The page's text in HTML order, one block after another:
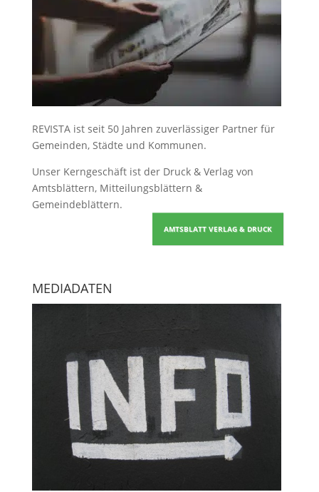
REVISTA ist seit 50 Jahren zuverlässiger Partner für
Gemeinden, Städte und Kommunen.
Unser Kerngeschäft ist der Druck & Verlag von
Amtsblättern, Mitteilungsblättern &
Gemeindeblättern.
AMTSBLATT VERLAG & DRUCK
MEDIADATEN